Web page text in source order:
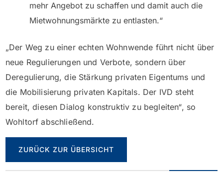
mehr Angebot zu schaffen und damit auch die
Mietwohnungsmärkte zu entlasten.“
„Der Weg zu einer echten Wohnwende führt nicht über
neue Regulierungen und Verbote, sondern über
Deregulierung, die Stärkung privaten Eigentums und
die Mobilisierung privaten Kapitals. Der IVD steht
bereit, diesen Dialog konstruktiv zu begleiten“, so
Wohltorf abschließend.
ZURÜCK ZUR ÜBERSICHT